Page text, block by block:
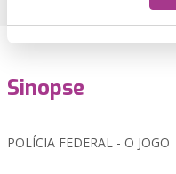
Sinopse
POLÍCIA FEDERAL - O JOGO